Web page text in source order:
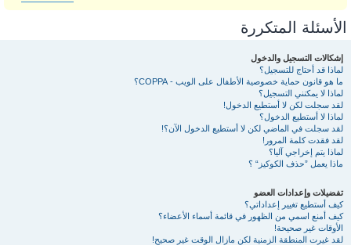
الأسئلة المتكررة
إشكالات التسجيل والدخول
لماذا قد أحتاج للتسجيل؟
ما هو قانون حماية خصوصية الأطفال على الويب - COPPA؟
لماذا لا يمكنني التسجيل؟
لقد سجلت لكن لا أستطيع الدخول!
لماذا لا أستطيع الدخول؟
لقد سجلت في الماضي لكن لا أستطيع الدخول الآن؟!
لقد فقدت كلمة المرور!
لماذا يتم إخراجي آليا؟
ماذا يعمل ”حذف الكوكيز“ ؟
تفضيلات وإعدادات العضو
كيف أستطيع تغيير إعداداتي؟
كيف أمنع اسمي من الظهور في قائمة أسماء الأعضاء؟
الأوقات غير صحيحة!
لقد غيرت المنطقة الزمنية لكن مازال الوقت غير صحيح!